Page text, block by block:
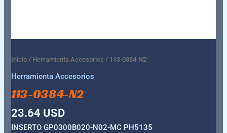
Inicio / Herramienta Accesorios / 113-0384-N2
Herramienta Accesorios
113-0384-N2
23.64 USD
INSERTO GP0300B020-N02-MC PH5135